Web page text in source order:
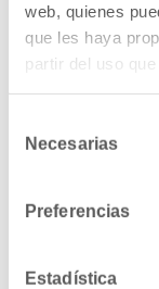
web, quienes
que les haya
partir del uso
Necesarias
Preferencias
Estadística
da/